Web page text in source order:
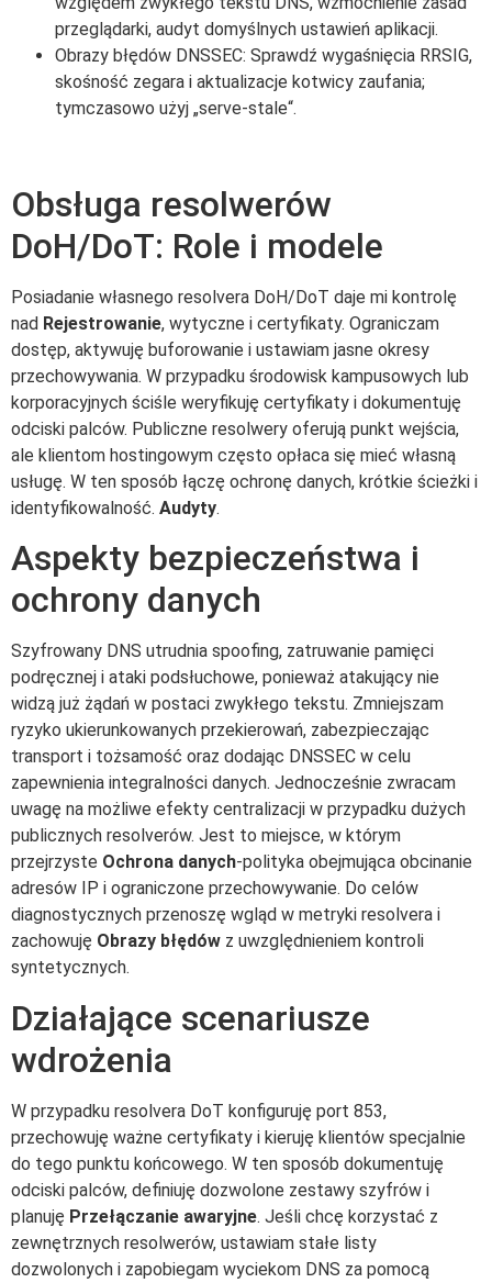
przeglądarki, audyt domyślnych ustawień aplikacji.
Obrazy błędów DNSSEC: Sprawdź wygaśnięcia RRSIG,
skośność zegara i aktualizacje kotwicy zaufania;
tymczasowo użyj „serve-stale“.
Obsługa resolwerów
DoH/DoT: Role i modele
Posiadanie własnego resolvera DoH/DoT daje mi kontrolę
nad Rejestrowanie, wytyczne i certyfikaty. Ograniczam
dostęp, aktywuję buforowanie i ustawiam jasne okresy
przechowywania. W przypadku środowisk kampusowych lub
korporacyjnych ściśle weryfikuję certyfikaty i dokumentuję
odciski palców. Publiczne resolwery oferują punkt wejścia,
ale klientom hostingowym często opłaca się mieć własną
usługę. W ten sposób łączę ochronę danych, krótkie ścieżki i
identyfikowalność. Audyty.
Aspekty bezpieczeństwa i
ochrony danych
Szyfrowany DNS utrudnia spoofing, zatruwanie pamięci
podręcznej i ataki podsłuchowe, ponieważ atakujący nie
widzą już żądań w postaci zwykłego tekstu. Zmniejszam
ryzyko ukierunkowanych przekierowań, zabezpieczając
transport i tożsamość oraz dodając DNSSEC w celu
zapewnienia integralności danych. Jednocześnie zwracam
uwagę na możliwe efekty centralizacji w przypadku dużych
publicznych resolverów. Jest to miejsce, w którym
przejrzyste Ochrona danych-polityka obejmująca obcinanie
adresów IP i ograniczone przechowywanie. Do celów
diagnostycznych przenoszę wgląd w metryki resolvera i
zachowuję Obrazy błędów z uwzględnieniem kontroli
syntetycznych.
Działające scenariusze
wdrożenia
W przypadku resolvera DoT konfiguruję port 853,
przechowuję ważne certyfikaty i kieruję klientów specjalnie
do tego punktu końcowego. W ten sposób dokumentuję
odciski palców, definiuję dozwolone zestawy szyfrów i
planuję Przełączanie awaryjne. Jeśli chcę korzystać z
zewnętrznych resolwerów, ustawiam stałe listy
dozwolonych i zapobiegam wyciekom DNS za pomocą